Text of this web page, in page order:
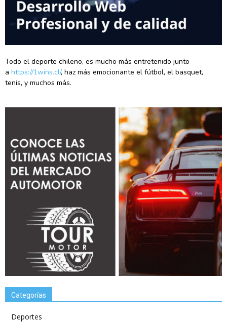
Todo el deporte chileno, es mucho más entretenido junto
a https://1wins.cl/, haz más emocionante el fútbol, el basquet,
tenis, y muchos más.
Categorías
Deportes